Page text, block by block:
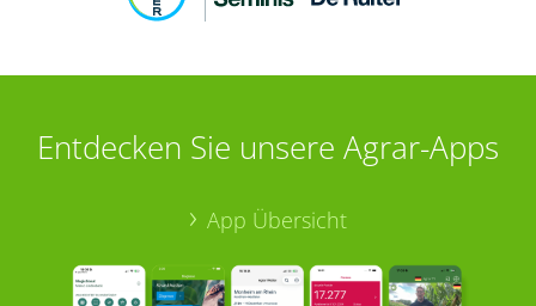
Entdecken Sie unsere Agrar-Apps
App Übersicht